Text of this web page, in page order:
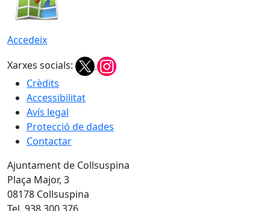
Accedeix
Xarxes socials:
Crèdits
Accessibilitat
Avís legal
Protecció de dades
Contactar
Ajuntament de Collsuspina
Plaça Major, 3
08178 Collsuspina